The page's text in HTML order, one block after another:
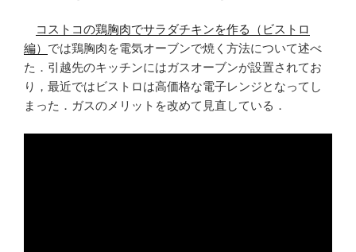
コストコの鶏胸肉でサラダチキンを作る（ビストロ
編） では鶏胸肉を電気オーブンで焼く方法について述べ
た．引越先のキッチンにはガスオーブンが設置されてお
り，最近ではビストロは高価格な電子レンジとなってし
まった．ガスのメリットを改めて見直している．